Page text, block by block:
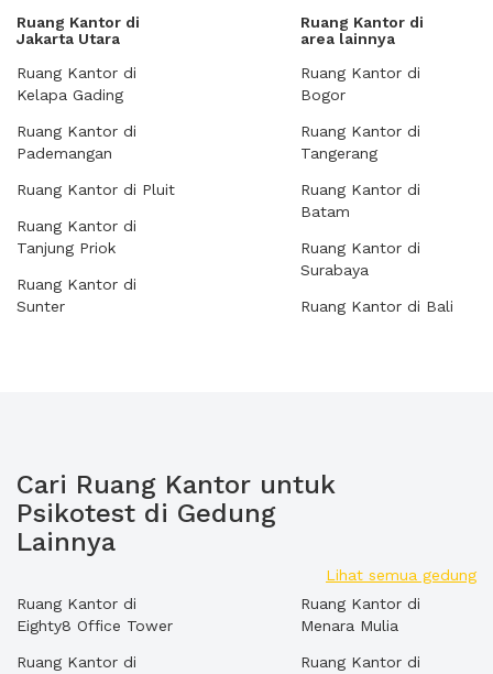
Ruang Kantor di
Jakarta Utara
Ruang Kantor di
Kelapa Gading
Ruang Kantor di
Pademangan
Ruang Kantor di Pluit
Ruang Kantor di
Tanjung Priok
Ruang Kantor di
Sunter
Ruang Kantor di
area lainnya
Ruang Kantor di
Bogor
Ruang Kantor di
Tangerang
Ruang Kantor di
Batam
Ruang Kantor di
Surabaya
Ruang Kantor di Bali
Cari Ruang Kantor untuk
Psikotest di Gedung
Lainnya
Lihat semua gedung
Ruang Kantor di
Eighty8 Office Tower
Ruang Kantor di
Ruang Kantor di
Menara Mulia
Ruang Kantor di